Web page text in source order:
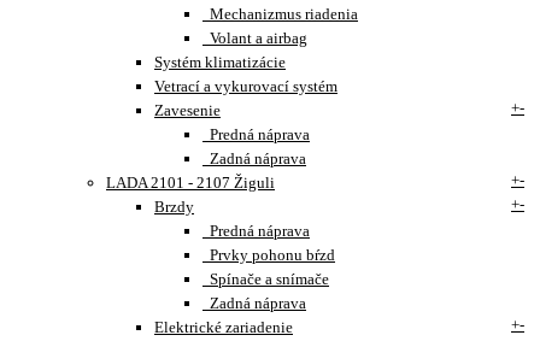
Mechanizmus riadenia
Volant a airbag
Systém klimatizácie
Vetrací a vykurovací systém
Zavesenie
+-
Predná náprava
Zadná náprava
LADA 2101 - 2107 Žiguli
+-
Brzdy
+-
Predná náprava
Prvky pohonu bŕzd
Spínače a snímače
Zadná náprava
Elektrické zariadenie
+-